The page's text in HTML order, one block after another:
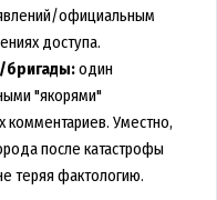
официальным
доступа.
бригады:один
"якорями"
комментариев. Уместно,
после катастрофы
теряя фактологию.